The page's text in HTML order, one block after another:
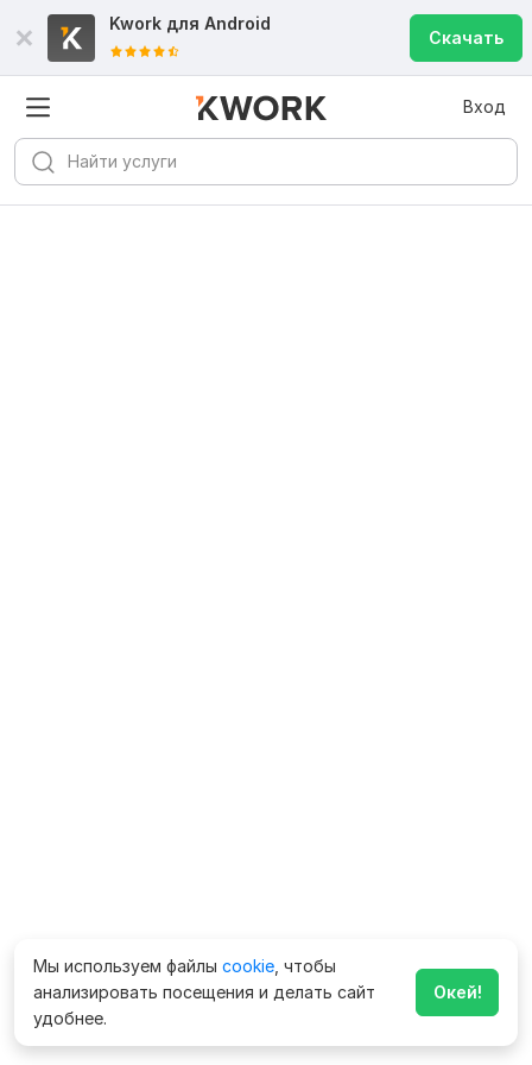
Kwork для Android
Скачать
Вход
Мы используем файлы cookie , чтобы
анализировать посещения и делать сайт
удобнее.
Окей!